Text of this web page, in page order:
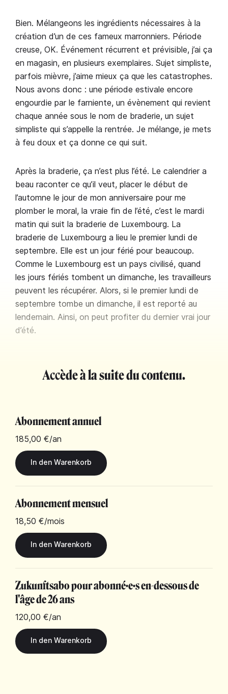
Bien. Mélangeons les ingrédients nécessaires à la
création d’un de ces fameux marronniers. Période
creuse, OK. Événement récurrent et prévisible, j’ai ça
en magasin, en plusieurs exemplaires. Sujet simpliste,
parfois mièvre, j’aime mieux ça que les catastrophes.
Nous avons donc : une période estivale encore
engourdie par le farniente, un évènement qui revient
chaque année sous le nom de braderie, un sujet
simpliste qui s’appelle la rentrée. Je mélange, je mets
à feu doux et ça donne ce qui suit.
Après la braderie, ça n’est plus l’été. Le calendrier a
beau raconter ce qu’il veut, placer le début de
l’automne le jour de mon anniversaire pour me
plomber le moral, la vraie fin de l’été, c’est le mardi
matin qui suit la braderie de Luxembourg. La
braderie de Luxembourg a lieu le premier lundi de
septembre. Elle est un jour férié pour beaucoup.
Comme le Luxembourg est un pays civilisé, quand
les jours fériés tombent un dimanche, les travailleurs
peuvent les récupérer. Alors, si le premier lundi de
septembre tombe un dimanche, il est reporté au
lendemain. Ainsi, on peut profiter du dernier vrai jour
d’été.
Accède à la suite du contenu.
Abonnement annuel
185,00 €/an
Abonnement mensuel
18,50 €/mois
Zukunftsabo pour abonné·e·s en-dessous de
l'âge de 26 ans
120,00 €/an